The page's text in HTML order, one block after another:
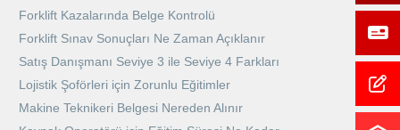
Forklift Kazalarında Belge Kontrolü
Forklift Sınav Sonuçları Ne Zaman Açıklanır
Satış Danışmanı Seviye 3 ile Seviye 4 Farkları
Lojistik Şoförleri için Zorunlu Eğitimler
Makine Teknikeri Belgesi Nereden Alınır